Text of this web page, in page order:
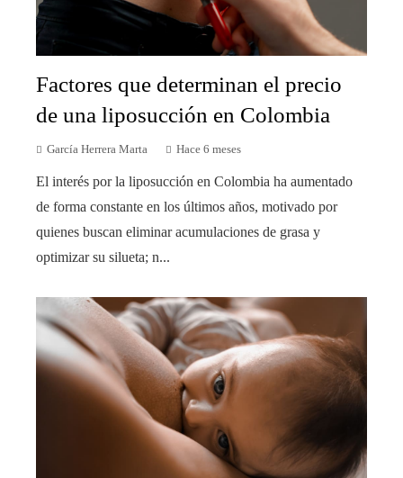
Factores que determinan el precio
de una liposucción en Colombia
García Herrera Marta Hace 6 meses
El interés por la liposucción en Colombia ha aumentado
de forma constante en los últimos años, motivado por
quienes buscan eliminar acumulaciones de grasa y
optimizar su silueta; n...